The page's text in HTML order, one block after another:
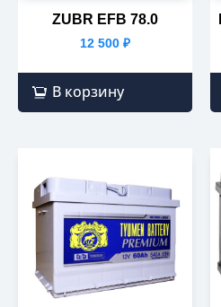
ZUBR EFB 78.0
12 500 ₽
В корзину